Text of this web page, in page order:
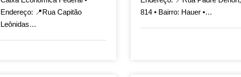
Endereço: 📍Rua Capitão
Leônidas…
814 • Bairro: Hauer •…